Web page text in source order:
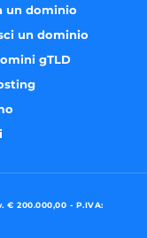
un dominio
un dominio
gTLD
€ 200.000,00 - P.IVA: